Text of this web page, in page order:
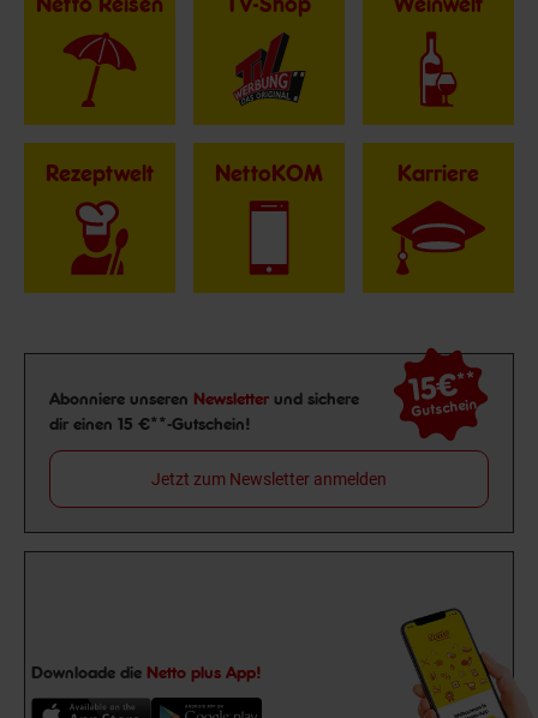
Rezeptwelt NettoKOM Karriere
Newsletter Anmeldung
Abonniere unseren Newsletter und sichere
dir einen 15 €**-Gutschein!
15€**
Gutschein
Jetzt zum Newsletter anmelden
Downloade die Netto plus App!